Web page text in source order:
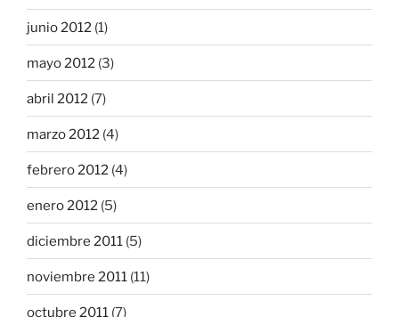
junio 2012 (1)
mayo 2012 (3)
abril 2012 (7)
marzo 2012 (4)
febrero 2012 (4)
enero 2012 (5)
diciembre 2011 (5)
noviembre 2011 (11)
octubre 2011 (7)